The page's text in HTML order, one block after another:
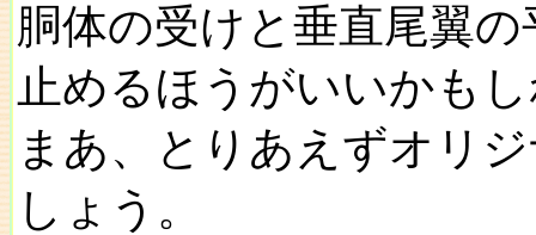
胴体の受けと垂直尾翼
止めるほうがいいかも
まあ、とりあえずオリ
しょう。